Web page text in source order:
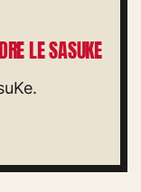
LE SASUKE